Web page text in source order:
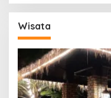
Wisata